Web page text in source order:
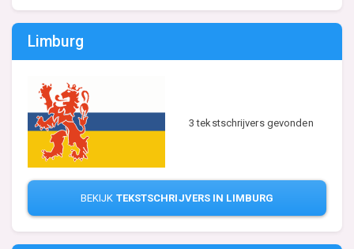
Limburg
3 tekstschrijvers gevonden
BEKIJK TEKSTSCHRIJVERS IN LIMBURG